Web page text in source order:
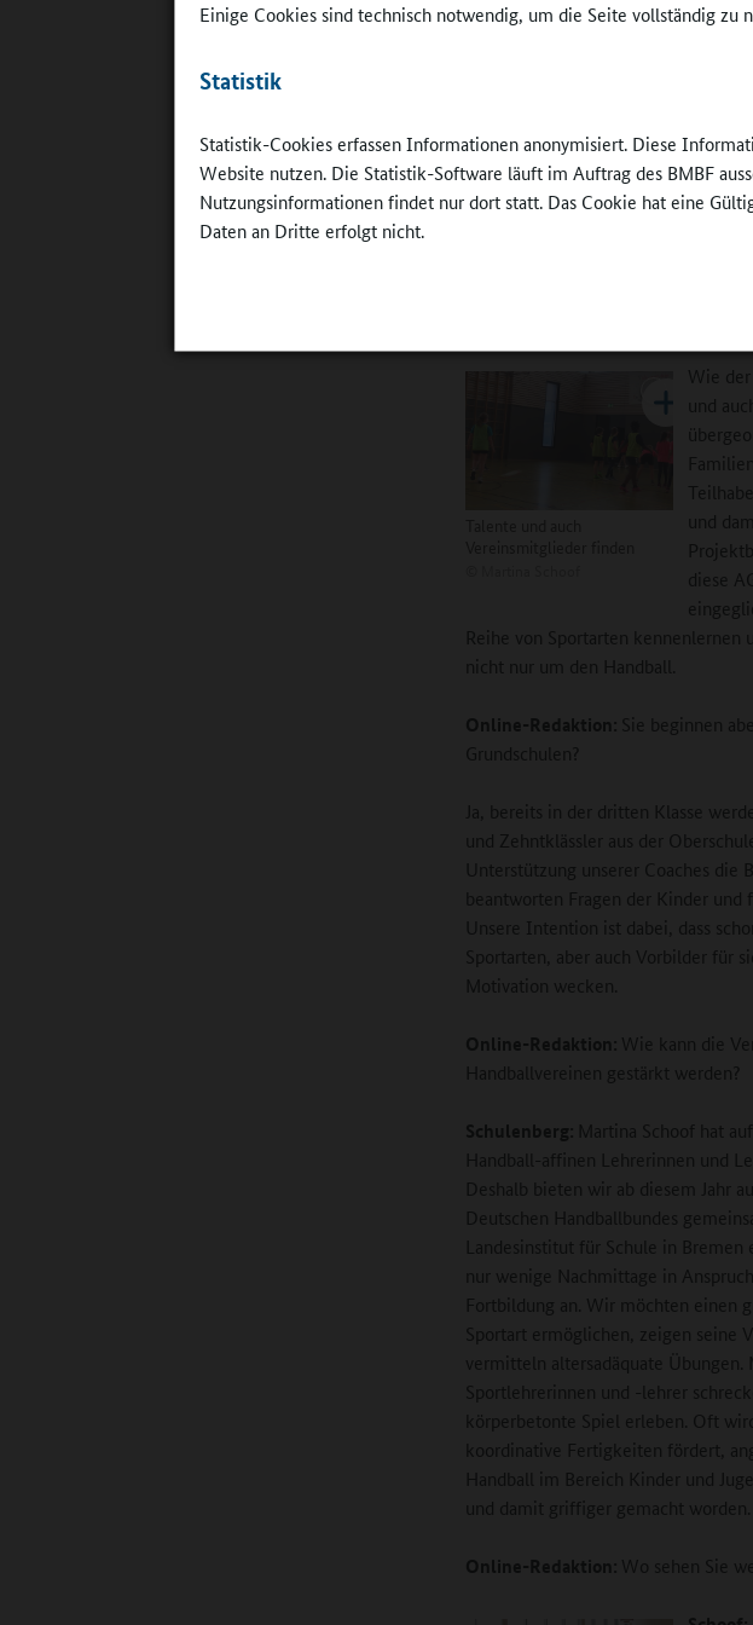
Einige Cookies sind technisch notwendig, um die Seite vollständig zu
Statistik
Statistik-Cookies erfassen Informationen anonymisiert. Diese
Website nutzen. Die Statistik-Software läuft im Auftrag des BMBF
Nutzungsinformationen findet nur dort statt. Das Cookie hat eine
Daten an Dritte erfolgt nicht.
Online-Redaktion:Herr
Tim Schulenberg:In
platzieren, die sonst in den
frühen Nachmittag. Unser
, gefördert
Wie
und
und
diese
Reihe von Sportarten kennenlernen
nicht nur um den Handball.
Online-Redaktion:
Sie beginnen
Grundschulen?
Ja, bereits in der dritten Klasse
und Zehntklässler aus der
Unterstützung unserer Coaches die
beantworten Fragen der Kinder
Unsere Intention ist dabei, dass
Sportarten, aber auch Vorbilder für
Motivation wecken.
Online-Redaktion: Wie kann die
Handballvereinen gestärkt werden?
Schulenberg: Martina Schoof hat
Handball-affinen Lehrerinnen und
Deshalb bieten wir ab diesem Jahr
Deutschen Handballbundes
Landesinstitut für Schule in
nur wenige Nachmittage in
Fortbildung an. Wir möchten einen
Sportart ermöglichen, zeigen seine
vermitteln altersadäquate Übungen.
Sportlehrerinnen und -lehrer
körperbetonte Spiel erleben. Oft
koordinative Fertigkeiten fördert,
Handball im Bereich Kinder und
und damit griffiger gemacht worden.
Online-Redaktion: Wo sehen Sie